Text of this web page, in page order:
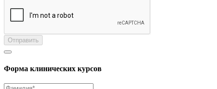
Отправить
Форма клинических курсов